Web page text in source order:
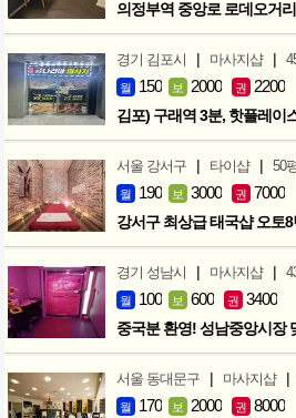
의정부역 중앙로 로데오거
경기 김포시 | 마사지샵 |
월 150 보 2000 권 2200
김포) 구래역 3분, 핫플레이
서울 강서구 | 타이샵 | 50
월 190 보 3000 권 7000
경기 성남시 | 마사지샵 |
월 100 보 600 권 3400
서울 동대문구 | 마사지샵 |
월 170 보 2000 권 8000